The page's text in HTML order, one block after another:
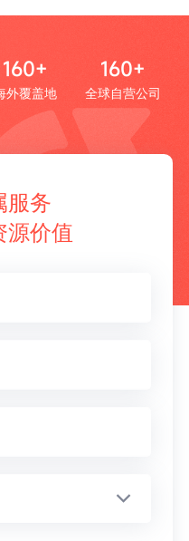
160+
外覆盖地
160+
全球自营公司
服务
源价值